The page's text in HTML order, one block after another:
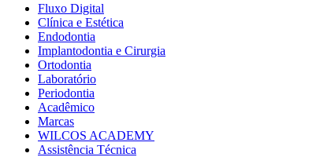
Fluxo Digital
Clínica e Estética
Endodontia
Implantodontia e Cirurgia
Ortodontia
Laboratório
Periodontia
Acadêmico
Marcas
WILCOS ACADEMY
Assistência Técnica